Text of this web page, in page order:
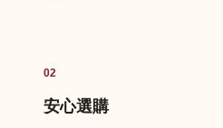
02
安心選購